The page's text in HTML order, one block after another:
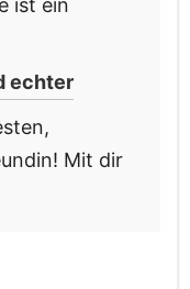
ist ein
echter
Mit dir